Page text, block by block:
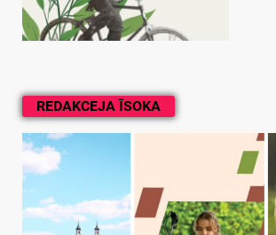
REDAKCEJA ĪSOKA